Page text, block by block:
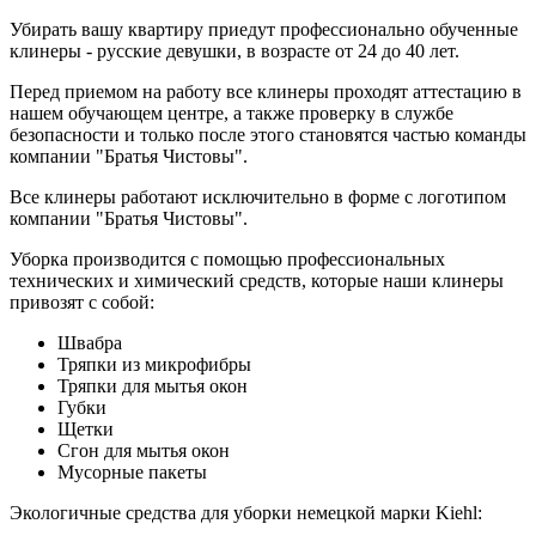
Убирать вашу квартиру приедут профессионально обученные
клинеры - русские девушки, в возрасте от 24 до 40 лет.
Перед приемом на работу все клинеры проходят аттестацию в
нашем обучающем центре, а также проверку в службе
безопасности и только после этого становятся частью команды
компании "Братья Чистовы".
Все клинеры работают исключительно в форме с логотипом
компании "Братья Чистовы".
Уборка производится с помощью профессиональных
технических и химический средств, которые наши клинеры
привозят с собой:
Швабра
Тряпки из микрофибры
Тряпки для мытья окон
Губки
Щетки
Сгон для мытья окон
Мусорные пакеты
Экологичные средства для уборки немецкой марки Kiehl: